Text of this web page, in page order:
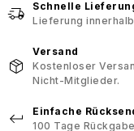
Schnelle
Lieferung
Versand
Kostenloser
Nicht-Mitglieder.
Einfache
100 Tage